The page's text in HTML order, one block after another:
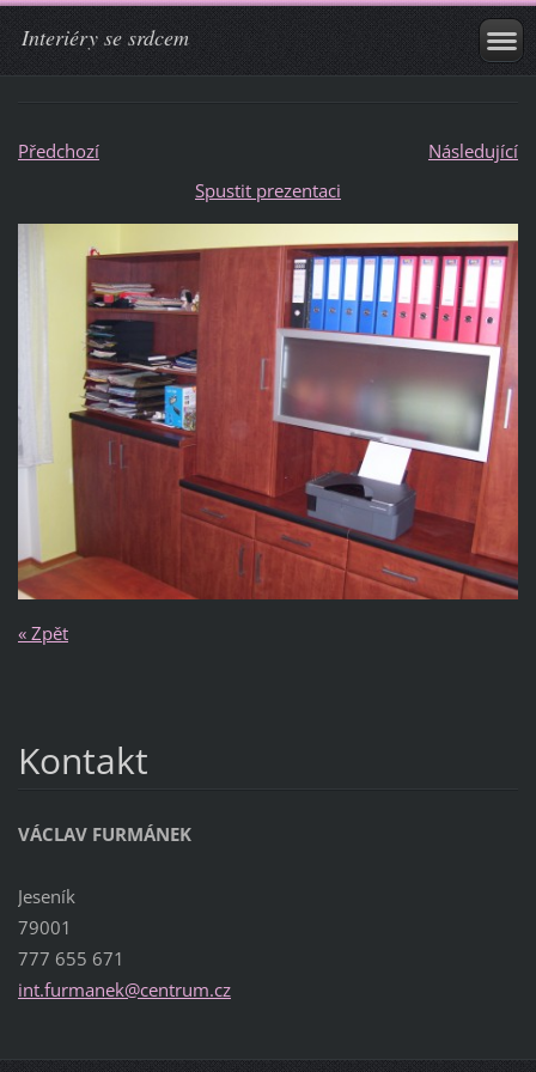
Interiéry se srdcem
Předchozí
Následující
Spustit prezentaci
« Zpět
Kontakt
VÁCLAV FURMÁNEK
Jeseník
79001
777 655 671
int.furmanek@centrum.cz